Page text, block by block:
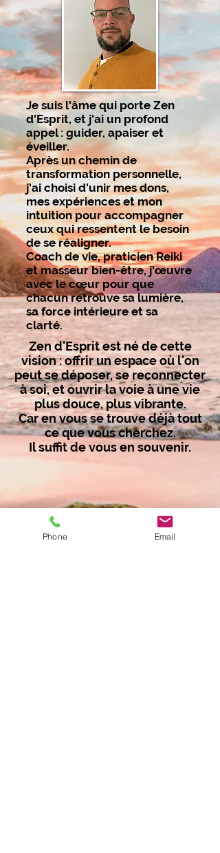
Je suis l'âme qui porte Zen
d'Esprit, et j'ai un profond
appel : guider, apaiser et
éveiller.
Après un chemin de
transformation personnelle,
j'ai choisi d'unir mes dons,
mes expériences et mon
intuition pour accompagner
ceux qui ressentent le besoin
de se réaligner.
Coach de vie, praticien Reiki
et masseur bien-être, j'œuvre
avec le cœur pour que
chacun retrouve sa lumière,
sa force intérieure et sa
clarté.
Zen d'Esprit est né de cette
vision : offrir un espace où l'on
peut se déposer, se reconnecter
à soi, et ouvrir la voie à une vie
plus douce, plus vibrante.
Car en vous se trouve déjà tout
ce que vous cherchez.
Il suffit de vous en souvenir.
Phone Email